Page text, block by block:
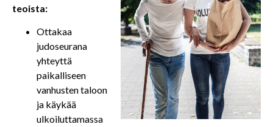
teoista:
Ottakaa
judoseurana
yhteyttä
paikalliseen
vanhusten taloon
ja käykää
ulkoiluttamassa